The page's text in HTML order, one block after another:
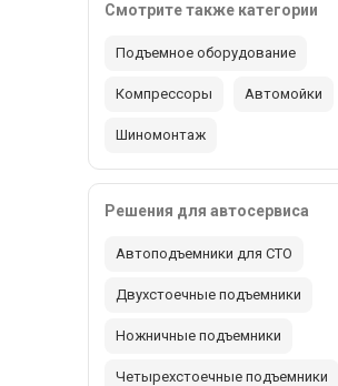
Смотрите также категории
Подъемное оборудование
Компрессоры Автомойки
Шиномонтаж
Решения для автосервиса
Автоподъемники для СТО
Двухстоечные подъемники
Ножничные подъемники
Четырехстоечные подъемники